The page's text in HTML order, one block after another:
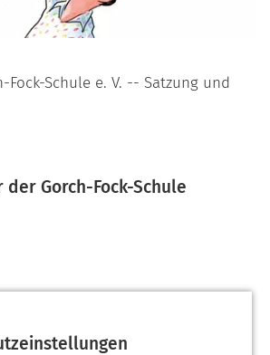
Fock-Schule e. V. -- Satzung und
Gorch-Fock-Schule